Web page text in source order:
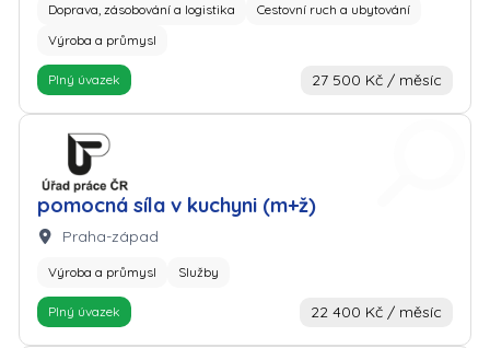
Doprava, zásobování a logistika
Cestovní ruch a ubytování
Výroba a průmysl
Plný úvazek 27 500 Kč / měsíc
pomocná síla v kuchyni (m+ž)
Zaměstnavatel: Úřad práce
Lokalita:
Praha-západ
Výroba a průmysl Služby
Plný úvazek 22 400 Kč / měsíc